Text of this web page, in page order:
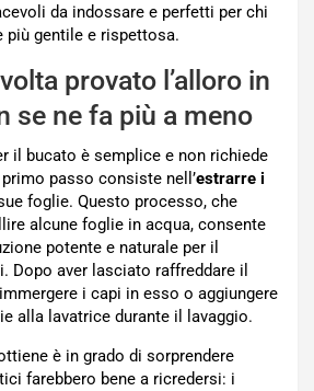
da indossare e perfetti per chi
più gentile e rispettosa.
provato l’alloro in
se ne fa più a meno
il bucato è semplice e non richiede
passo consiste nell’estrarre i
foglie. Questo processo, che
alcune foglie in acqua, consente
potente e naturale per il
Dopo aver lasciato raffreddare il
i capi in esso o aggiungere
alla lavatrice durante il lavaggio.
è in grado di sorprendere
farebbero bene a ricredersi: i